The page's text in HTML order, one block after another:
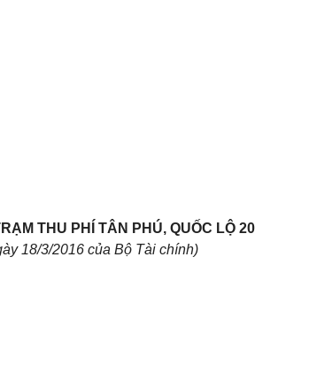
THU PHÍ TÂN PHÚ, QUỐC LỘ 20
18/3/2016 của Bộ Tài chính)